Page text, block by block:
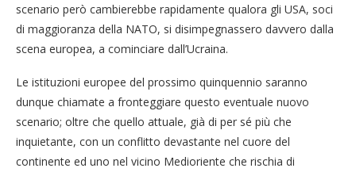
scenario però cambierebbe rapidamente qualora gli USA, soci
di maggioranza della NATO, si disimpegnassero davvero dalla
scena europea, a cominciare dall’Ucraina.
Le istituzioni europee del prossimo quinquennio saranno
dunque chiamate a fronteggiare questo eventuale nuovo
scenario; oltre che quello attuale, già di per sé più che
inquietante, con un conflitto devastante nel cuore del
continente ed uno nel vicino Medioriente che rischia di